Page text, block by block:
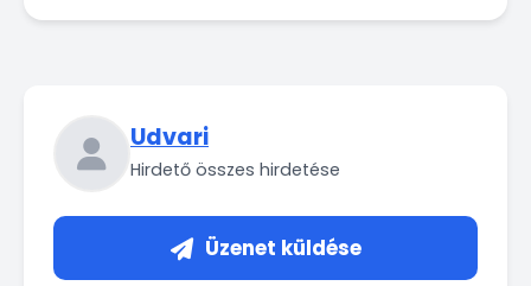
Udvari
Hirdető összes hirdetése
Üzenet küldése